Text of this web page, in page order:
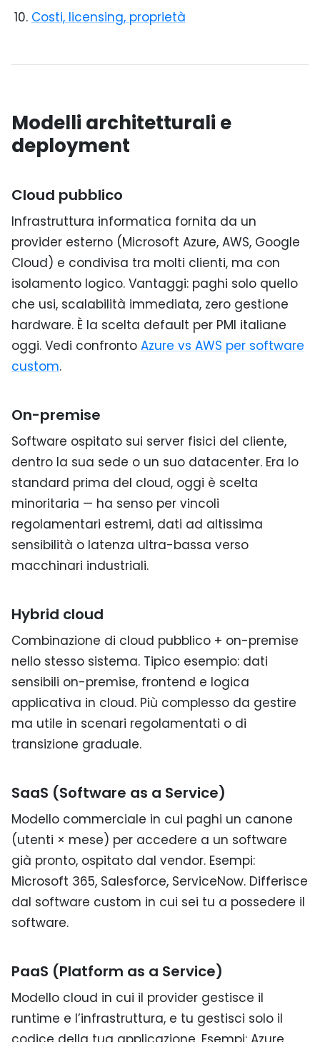
Costi, licensing, proprietà
Modelli architetturali e
deployment
Cloud pubblico
Infrastruttura informatica fornita da un
provider esterno (Microsoft Azure, AWS, Google
Cloud) e condivisa tra molti clienti, ma con
isolamento logico. Vantaggi: paghi solo quello
che usi, scalabilità immediata, zero gestione
hardware. È la scelta default per PMI italiane
oggi. Vedi confronto Azure vs AWS per software
custom.
On-premise
Software ospitato sui server fisici del cliente,
dentro la sua sede o un suo datacenter. Era lo
standard prima del cloud, oggi è scelta
minoritaria — ha senso per vincoli
regolamentari estremi, dati ad altissima
sensibilità o latenza ultra-bassa verso
macchinari industriali.
Hybrid cloud
Combinazione di cloud pubblico + on-premise
nello stesso sistema. Tipico esempio: dati
sensibili on-premise, frontend e logica
applicativa in cloud. Più complesso da gestire
ma utile in scenari regolamentati o di
transizione graduale.
SaaS (Software as a Service)
Modello commerciale in cui paghi un canone
(utenti × mese) per accedere a un software
già pronto, ospitato dal vendor. Esempi:
Microsoft 365, Salesforce, ServiceNow. Differisce
dal software custom in cui sei tu a possedere il
software.
PaaS (Platform as a Service)
Modello cloud in cui il provider gestisce il
runtime e l’infrastruttura, e tu gestisci solo il